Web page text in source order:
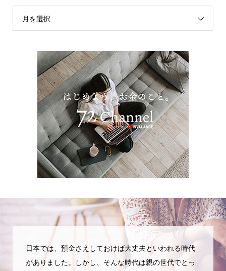
月を選択
日本では、預金さえしておけば大丈夫といわれる時代
がありました。しかし、そんな時代は親の世代でとっ